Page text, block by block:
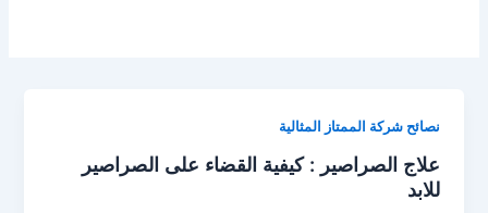
نصائح شركة الممتاز المثالية
علاج الصراصير : كيفية القضاء على الصراصير
للابد